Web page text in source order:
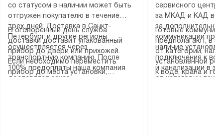
со статусом в наличии может быть
отгружен покупателю в течение
трех дней. Доставка в Санкт-
Петербург и другие регионы
осуществляется через
транспортную компанию. После
100% предоплаты наша компания
доставляет заказ
В оговоренный день служба
доставки доставит упакованный
прибор до двери или прихожей.
Если необходимо переместить
прибор до места установки,
сервисного
за МКАД и КАД
за
коммуникации
наличие
подключения к
и канализации в
от категории
Готовые
предполагают, в
от категории,
установленной
к воде, крана и